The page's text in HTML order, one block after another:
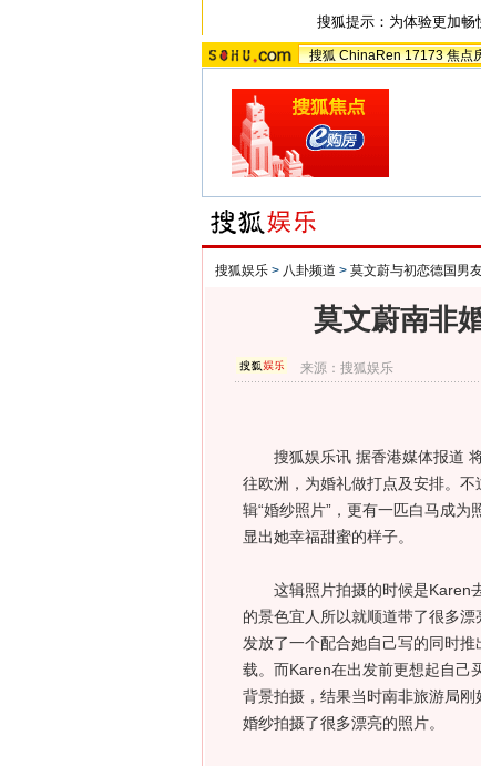
搜狐提示：为体验更加
搜狐 ChinaRen 17173 焦点
搜狐娱乐 > 八卦频道 > 莫文蔚与初恋德国男
莫文蔚南非
来源：搜狐娱乐
搜狐娱乐讯 据香港媒体报道 将
往欧洲，为婚礼做打点及安排。
辑“婚纱照片”，更有一匹白马成为
显出她幸福甜蜜的样子。
这辑照片拍摄的时候是Karen去
的景色宜人所以就顺道带了很多
发放了一个配合她自己写的同时
载。而Karen在出发前更想起自己
背景拍摄，结果当时南非旅游局
婚纱拍摄了很多漂亮的照片。